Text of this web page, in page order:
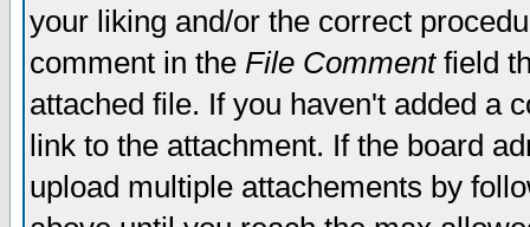
your liking and/or the correct
comment in the File Commentfield
attached file. If you haven't added a
link to the attachment. If the board
upload multiple attachements by